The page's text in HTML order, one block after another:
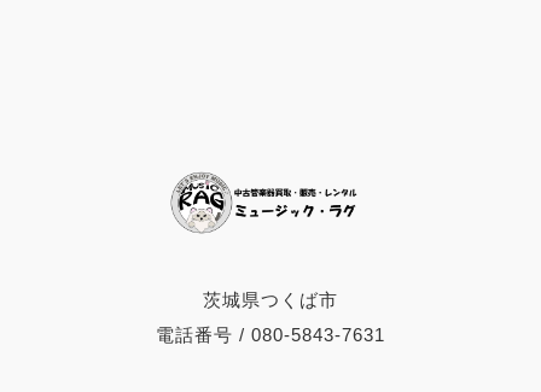
茨城県つくば市
電話番号 / 080-5843-7631